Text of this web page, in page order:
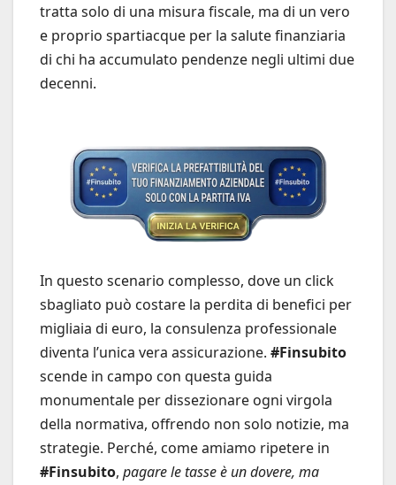
tratta solo di una misura fiscale, ma di un vero
e proprio spartiacque per la salute finanziaria
di chi ha accumulato pendenze negli ultimi due
decenni.
In questo scenario complesso, dove un click
sbagliato può costare la perdita di benefici per
migliaia di euro, la consulenza professionale
diventa l’unica vera assicurazione. #Finsubito
scende in campo con questa guida
monumentale per dissezionare ogni virgola
della normativa, offrendo non solo notizie, ma
strategie. Perché, come amiamo ripetere in
#Finsubito, pagare le tasse è un dovere, ma